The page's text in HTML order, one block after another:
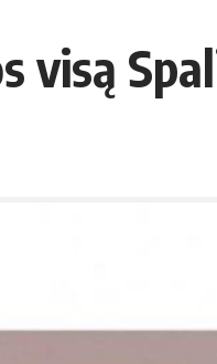
visą